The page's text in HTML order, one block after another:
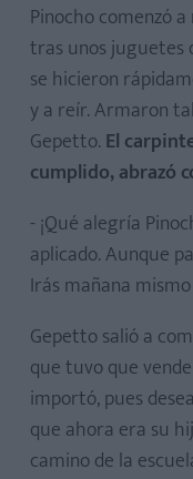
Pinocho comenzó
tras unos juguetes
se hicieron
y a reír. Armaron
Gepetto. El
cumplido, abrazó
- ¡Qué alegría
aplicado. Aunque
Irás mañana
Gepetto salió a
que tuvo que
importó, pues
que ahora era su
camino de la